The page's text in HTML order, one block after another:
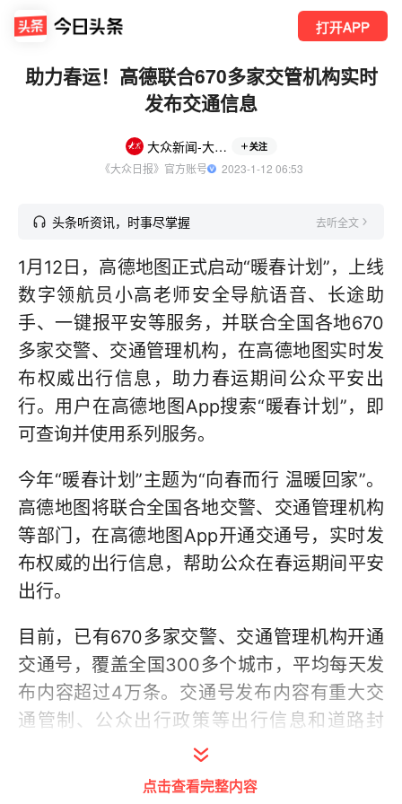
打开APP
助力春运！高德联合670多家交管机构实时
发布交通信息
大众新闻-大众日报 关注
《大众日报》官方账号
  2023-1-12 06:53
头条听资讯，时事尽掌握 去听全文
1月12日，高德地图正式启动“暖春计划”，上线
数字领航员小高老师安全导航语音、长途助
手、一键报平安等服务，并联合全国各地670
多家交警、交通管理机构，在高德地图实时发
布权威出行信息，助力春运期间公众平安出
行。用户在高德地图App搜索“暖春计划”，即
可查询并使用系列服务。
今年“暖春计划”主题为“向春而行 温暖回家”。
高德地图将联合全国各地交警、交通管理机构
等部门，在高德地图App开通交通号，实时发
布权威的出行信息，帮助公众在春运期间平安
出行。
目前，已有670多家交警、交通管理机构开通
交通号，覆盖全国300多个城市，平均每天发
布内容超过4万条。交通号发布内容有重大交
通管制、公众出行政策等出行信息和道路封
闭、施工等动态交通事件，用户还可以进行拥
堵指数、异常堵点、拥堵路段等拥堵实况查
点击查看完整内容